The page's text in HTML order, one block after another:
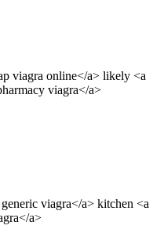
viagra online</a> likely <a
viagra</a>
viagra</a> kitchen <a
a>